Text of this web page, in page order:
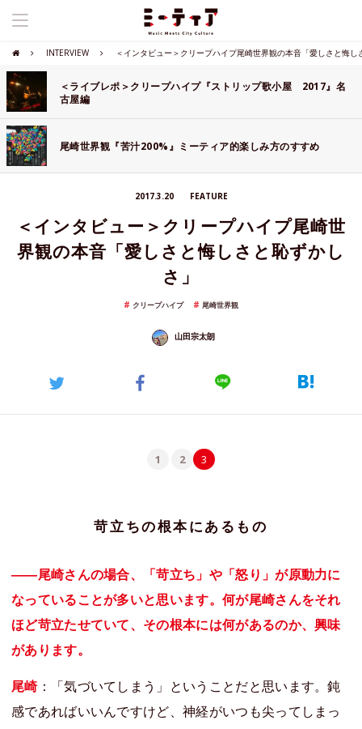
INTERVIEW ＜インタビュー＞クリープハイプ尾崎世界観の本音「愛しさと悔し
＜ライブレポ＞クリープハイプ『ストリップ歌小屋 2017』名
古屋編
尾崎世界観『苦汁200%』ミーティア的楽しみ方のすすめ
2017.3.20 FEATURE
＜インタビュー＞クリープハイプ尾崎世
界観の本音「愛しさと悔しさと恥ずかし
さ」
クリープハイプ 尾崎世界観
山田宗太朗
1 2 3
苛立ちの根本にあるもの
――尾崎さんの場合、「苛立ち」や「怒り」が原動力に
なっていることが多いと思います。何が尾崎さんをそれ
ほど苛立たせていて、その根本には何があるのか、興味
があります。
尾崎：「気づいてしまう」ということだと思います。鈍
感であればいいんですけど、神経がいつも尖ってしまっ